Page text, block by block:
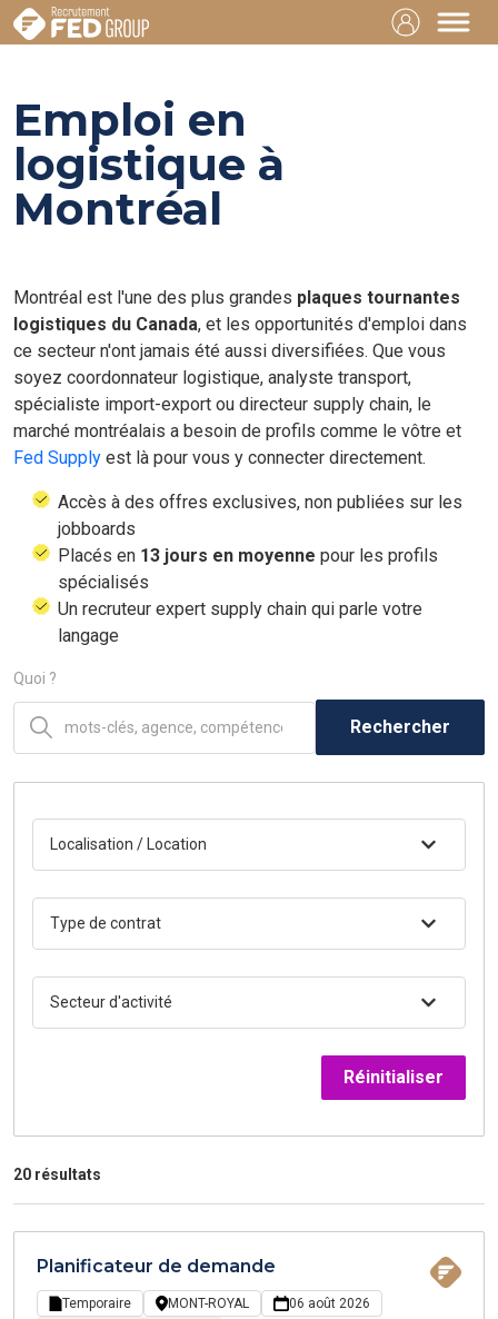
Emploi en
logistique à
Montréal
Montréal est l'une des plus grandes plaques tournantes
logistiques du Canada, et les opportunités d'emploi dans
ce secteur n'ont jamais été aussi diversifiées. Que vous
soyez coordonnateur logistique, analyste transport,
spécialiste import-export ou directeur supply chain, le
marché montréalais a besoin de profils comme le vôtre et
Fed Supply est là pour vous y connecter directement.
Accès à des offres exclusives, non publiées sur les
jobboards
Placés en 13 jours en moyenne pour les profils
spécialisés
Un recruteur expert supply chain qui parle votre
langage
Quoi ?
Rechercher
Localisation / Location
Type de contrat
Secteur d'activité
Réinitialiser
20 résultats
Planificateur de demande
Temporaire MONT-ROYAL
06 août 2026